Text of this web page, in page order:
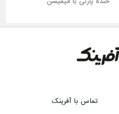
تماس با آفرینک